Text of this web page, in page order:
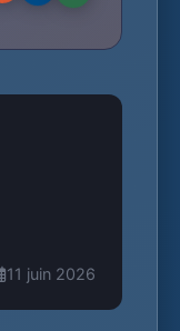
11 juin 2026